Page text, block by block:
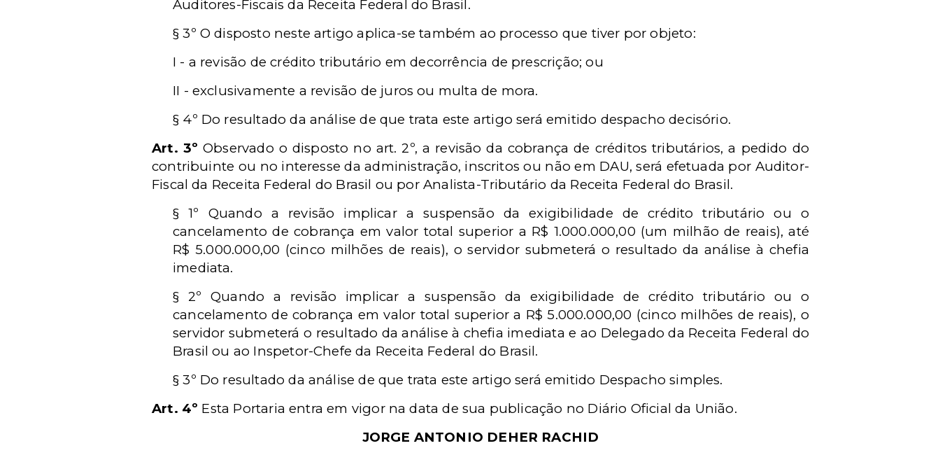
Auditores-Fiscais da Receita Federal do Brasil.
§ 3º O disposto neste artigo aplica-se também ao processo que tiver por objeto:
I - a revisão de crédito tributário em decorrência de prescrição; ou
II - exclusivamente a revisão de juros ou multa de mora.
§ 4º Do resultado da análise de que trata este artigo será emitido despacho decisório.
Art. 3º Observado o disposto no art. 2º, a revisão da cobrança de créditos tributários, a pedido do
contribuinte ou no interesse da administração, inscritos ou não em DAU, será efetuada por Auditor-
Fiscal da Receita Federal do Brasil ou por Analista-Tributário da Receita Federal do Brasil.
§ 1º Quando a revisão implicar a suspensão da exigibilidade de crédito tributário ou o
cancelamento de cobrança em valor total superior a R$ 1.000.000,00 (um milhão de reais), até
R$ 5.000.000,00 (cinco milhões de reais), o servidor submeterá o resultado da análise à chefia
imediata.
§ 2º Quando a revisão implicar a suspensão da exigibilidade de crédito tributário ou o
cancelamento de cobrança em valor total superior a R$ 5.000.000,00 (cinco milhões de reais), o
servidor submeterá o resultado da análise à chefia imediata e ao Delegado da Receita Federal do
Brasil ou ao Inspetor-Chefe da Receita Federal do Brasil.
§ 3º Do resultado da análise de que trata este artigo será emitido Despacho simples.
Art. 4º Esta Portaria entra em vigor na data de sua publicação no Diário Oficial da União.
JORGE ANTONIO DEHER RACHID